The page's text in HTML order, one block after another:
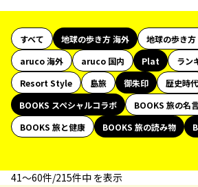
すべて 地球の歩き方 海外
地球の歩き方
aruco 海外
aruco 国内 Plat
ラン
Resort Style
島旅 御朱印 歴史時代
BOOKS スペシャルコラボ
BOOKS 旅の名
BOOKS 旅と健康
BOOKS 旅の読み物
41〜60件/215件中 を表示